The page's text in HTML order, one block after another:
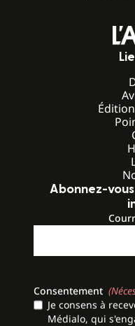
Abonnez-
Consentement
Je consens à
Médialo, qui